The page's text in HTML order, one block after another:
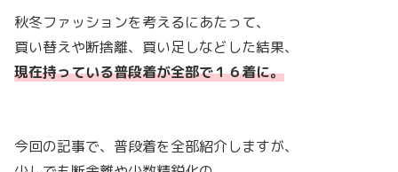
秋冬ファッションを考えるにあたって、
買い替えや断捨離、買い足しなどした結果、
現在持っている普段着が全部で１６着に。
今回の記事で、普段着を全部紹介しますが、